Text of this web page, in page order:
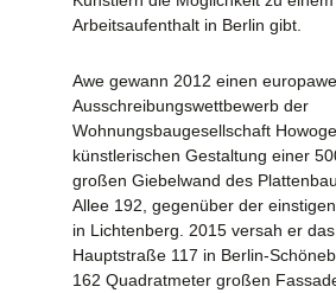
Arbeitsaufenthalt in Berlin gibt.
Awe gewann 2012 einen
Ausschreibungswettbewerb der
Wohnungsbaugesellschaft
künstlerischen Gestaltung einer
großen Giebelwand des
Allee 192, gegenüber der
in Lichtenberg. 2015 versah er
Hauptstraße 117 in Berlin-
162 Quadratmeter großen